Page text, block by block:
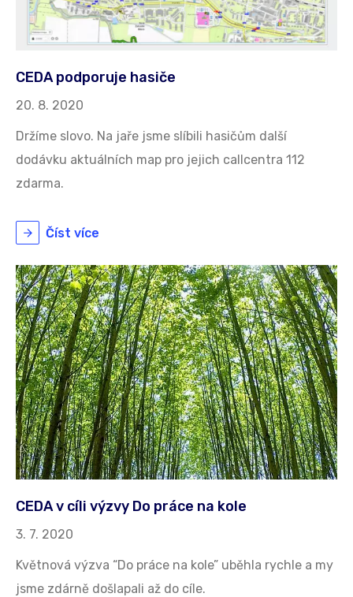
CEDA podporuje hasiče
20. 8. 2020
Držíme slovo. Na jaře jsme slíbili hasičům další
dodávku aktuálních map pro jejich callcentra 112
zdarma.
Číst více
CEDA v cíli výzvy Do práce na kole
3. 7. 2020
Květnová výzva “Do práce na kole” uběhla rychle a my
jsme zdárně došlapali až do cíle.